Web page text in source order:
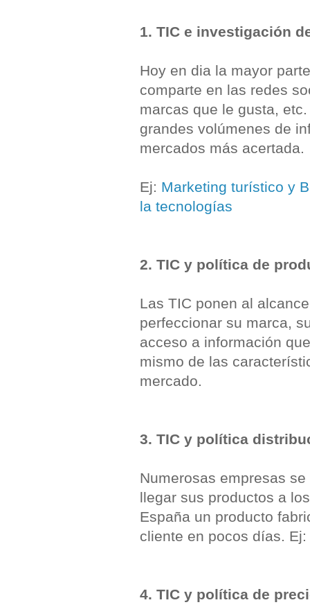
1. TIC e investigación
Hoy en dia la mayor
comparte en las redes
marcas que le gusta,
grandes volúmenes de
mercados más acertada.
Ej: Marketing turístico y
la tecnologías
2. TIC y política de
Las TIC ponen al
perfeccionar su marca,
acceso a información
mismo de las
mercado.
3. TIC y política
Numerosas empresas
llegar sus productos a
España un producto
cliente en pocos días. Ej:
4. TIC y política de